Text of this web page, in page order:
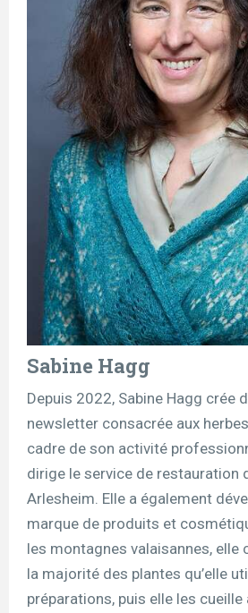
Sabine Hagg
Depuis 2022, Sabine Hagg crée
newsletter consacrée aux herbes
cadre de son activité
dirige le service de restauration
Arlesheim. Elle a également
marque de produits et
les montagnes valaisannes, elle
la majorité des plantes qu’elle
préparations, puis elle les cueille